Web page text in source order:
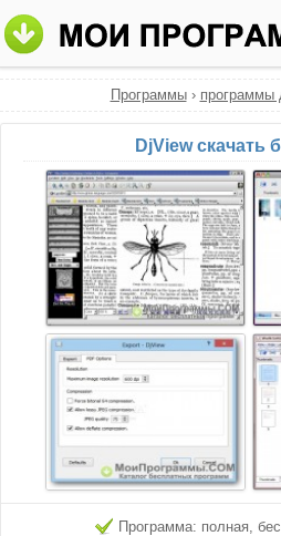
Программы› программы
DjView скачать
Программа: полная,